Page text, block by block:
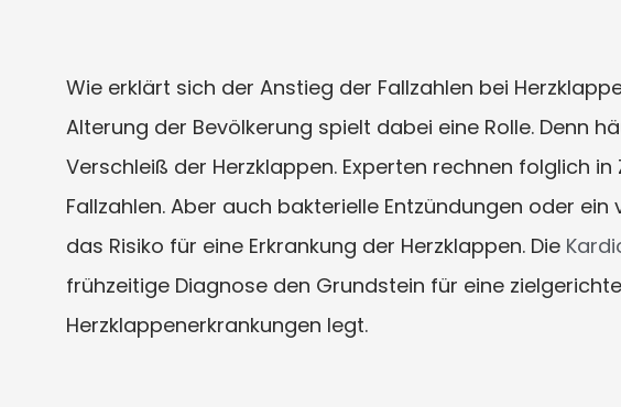
Wie erklärt sich der Anstieg der Fallzahlen bei
Alterung der Bevölkerung spielt dabei eine Rolle. Denn
Verschleiß der Herzklappen. Experten rechnen folglich
Fallzahlen. Aber auch bakterielle Entzündungen oder
das Risiko für eine Erkrankung der Herzklappen. Die
frühzeitige Diagnose den Grundstein für eine
Herzklappenerkrankungen legt.